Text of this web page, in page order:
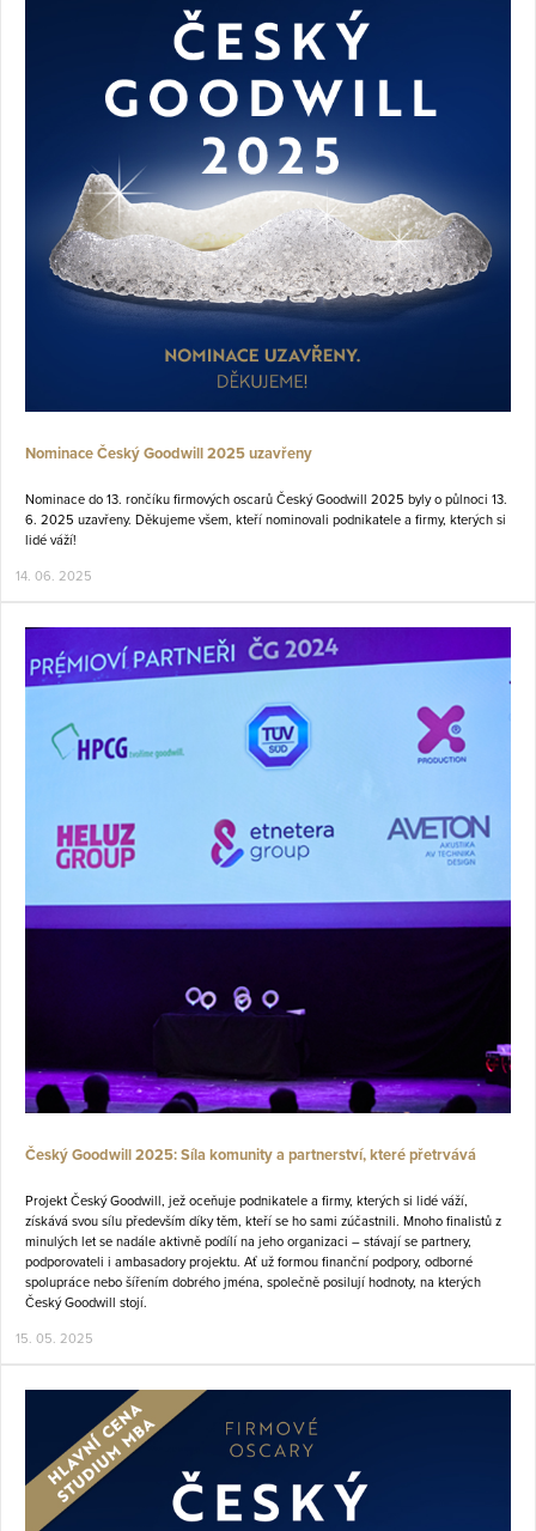
Nominace Český Goodwill 2025 uzavřeny
Nominace do 13. rončíku firmových oscarů Český Goodwill 2025 byly o půlnoci 13.
6. 2025 uzavřeny. Děkujeme všem, kteří nominovali podnikatele a firmy, kterých si
lidé váží!
14. 06. 2025
Český Goodwill 2025: Síla komunity a partnerství, které přetrvává
Projekt Český Goodwill, jež oceňuje podnikatele a firmy, kterých si lidé váží,
získává svou sílu především díky těm, kteří se ho sami zúčastnili. Mnoho finalistů z
minulých let se nadále aktivně podílí na jeho organizaci – stávají se partnery,
podporovateli i ambasadory projektu. Ať už formou finanční podpory, odborné
spolupráce nebo šířením dobrého jména, společně posilují hodnoty, na kterých
Český Goodwill stojí.
15. 05. 2025